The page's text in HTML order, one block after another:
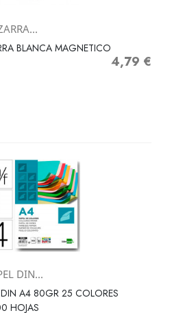
BLANCA MAGNETICO
Precio
4,79 €
DIN...
DIN A4 80GR 25 COLORES
HOJAS